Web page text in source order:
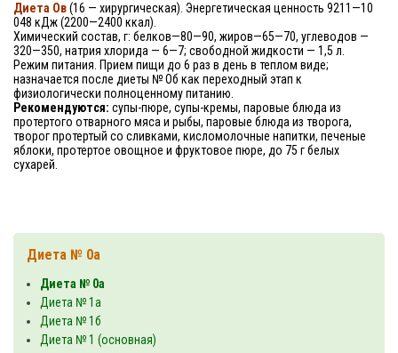
Диета Ов(16 — хирургическая). Энергетическая ценность 9211—10
048 кДж (2200—2400 ккал).
Химический состав, г: белков—80—90, жиров—65—70, углеводов —
320—350, натрия хлорида — 6—7; свободной жидкости — 1,5 л
Режим питания. Прием пищи до 6 раз в день в теплом виде;
назначается после диеты № Об как переходный этап к
физиологически полноценному питанию.
Рекомендуются: супы-пюре, супы-кремы, паровые блюда из
протертого отварного мяса и рыбы, паровые блюда из творога,
творог протертый со сливками, кисломолочные напитки, печеные
яблоки, протертое овощное и фруктовое пюре, до 75 гбелых
сухарей.
Диета № 0а
Диета № 0а
Диета № 1а
Диета № 1б
Диета № 1 (основная)